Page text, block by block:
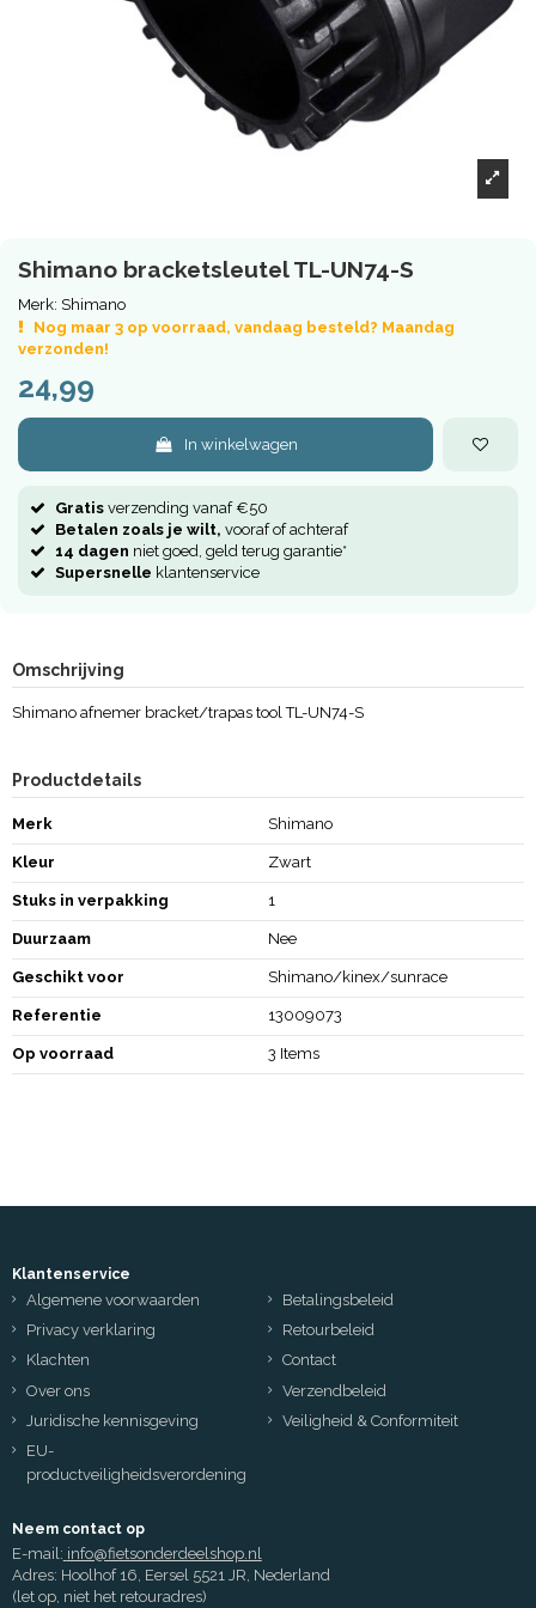
Shimano bracketsleutel TL-UN74-S
Merk: Shimano
Nog maar 3 op voorraad, vandaag besteld? Maandag
verzonden!
24,99
In winkelwagen
Gratis verzending vanaf €50
Betalen zoals je wilt, vooraf of achteraf
14 dagen niet goed, geld terug garantie*
Supersnelle klantenservice
Omschrijving
Shimano afnemer bracket/trapas tool TL-UN74-S
Productdetails
Merk Shimano
Kleur Zwart
Stuks in verpakking 1
Duurzaam Nee
Geschikt voor Shimano/kinex/sunrace
Referentie 13009073
Op voorraad 3 Items
Klantenservice
Algemene voorwaarden
Betalingsbeleid
Privacy verklaring
Retourbeleid
Klachten
Contact
Over ons
Verzendbeleid
Juridische kennisgeving
Veiligheid & Conformiteit
EU-
productveiligheidsverordening
Neem contact op
E-mail: info@fietsonderdeelshop.nl
Adres: Hoolhof 16, Eersel 5521 JR, Nederland
(let op, niet het retouradres)